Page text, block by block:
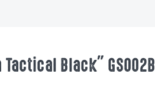
Black" GS002B